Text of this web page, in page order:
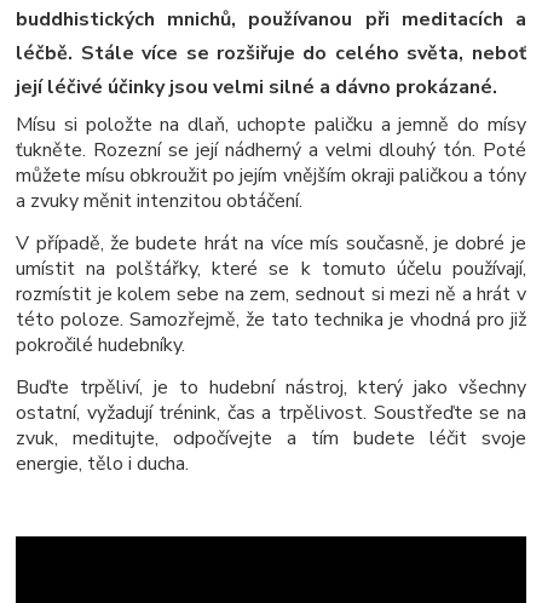
buddhistických mnichů, používanou při meditacích a
léčbě. Stále více se rozšiřuje do celého světa, neboť
její léčivé účinky jsou velmi silné a dávno prokázané.
Mísu si položte na dlaň, uchopte paličku a jemně do mísy
ťukněte. Rozezní se její nádherný a velmi dlouhý tón. Poté
můžete mísu obkroužit po jejím vnějším okraji paličkou a tóny
a zvuky měnit intenzitou obtáčení.
V případě, že budete hrát na více mís současně, je dobré je
umístit na polštářky, které se k tomuto účelu používají,
rozmístit je kolem sebe na zem, sednout si mezi ně a hrát v
této poloze. Samozřejmě, že tato technika je vhodná pro již
pokročilé hudebníky.
Buďte trpěliví, je to hudební nástroj, který jako všechny
ostatní, vyžadují trénink, čas a trpělivost. Soustřeďte se na
zvuk, meditujte, odpočívejte a tím budete léčit svoje
energie, tělo i ducha.